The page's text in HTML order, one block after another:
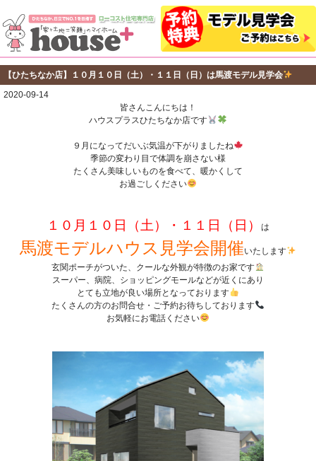
【ひたちなか店】１０月１０日（土）・１１日（日）は馬渡モデル見学会
2020-09-14
皆さんこんにちは！
ハウスプラスひたちなか店です
９月になってだいぶ気温が下がりましたね
季節の変わり目で体調を崩さない様
たくさん美味しいものを食べて、暖かくして
お過ごしください
１０月１０日（土）・１１日（日） は
馬渡モデルハウス見学会開催いたします
玄関ポーチがついた、クールな外観が特徴のお家です
スーパー、病院、ショッピングモールなどが近くにあり
とても立地が良い場所となっております
たくさんの方のお問合せ・ご予約お待ちしております
お気軽にお電話ください